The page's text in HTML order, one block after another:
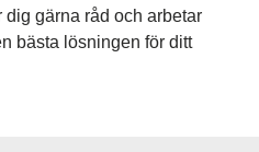
dig gärna råd och arbetar
bästa lösningen för ditt